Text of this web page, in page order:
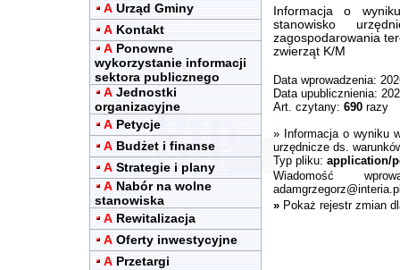
A Urząd Gminy
A Kontakt
A Ponowne
wykorzystanie informacji
sektora publicznego
A Jednostki
organizacyjne
A Petycje
A Budżet i finanse
A Strategie i plany
A Nabór na wolne
stanowiska
A Rewitalizacja
A Oferty inwestycyjne
A Przetargi
Informacja o
stanowisko
zagospodarowania
zwierząt K/M
Data wprowadzenia:
Data upublicznienia:
Art. czytany: 690razy
» Informacja o wyniku
urzędnicze ds.
Typ pliku: application/
Wiadomość
» Pokaż rejestr zmian